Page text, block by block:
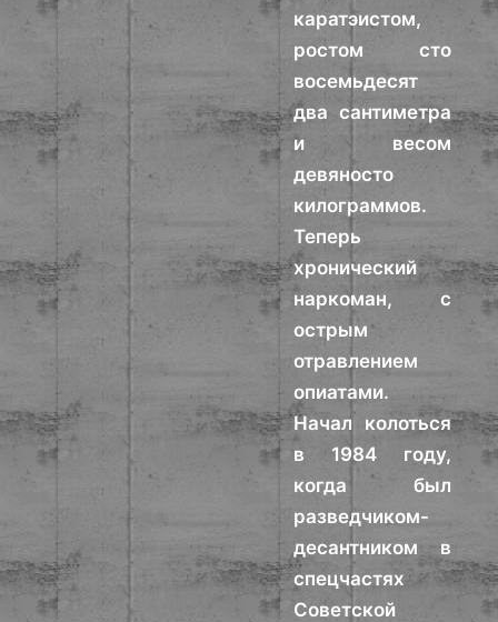
каратэистом,
ростом сто
восемьдесят
два сантиметра
и весом
девяносто
килограммов.
Теперь
хронический
наркоман, с
острым
отравлением
опиатами.
Начал колоться
в 1984 году,
когда был
разведчиком-
десантником в
спецчастях
Советской